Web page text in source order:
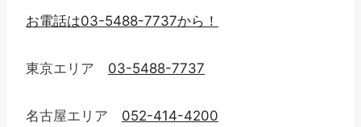
お電話は03-5488-7737から！
東京エリア 03-5488-7737
名古屋エリア 052-414-4200